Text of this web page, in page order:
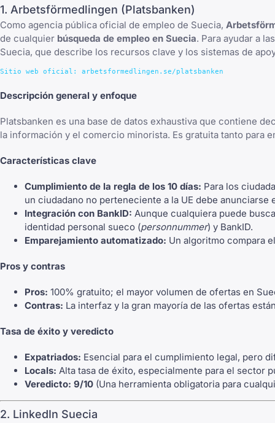
1. Arbetsförmedlingen (Platsbanken)
Como agencia pública oficial de empleo de Suecia,
de cualquier búsqueda de empleo en Suecia. Para ayudar a
Suecia, que describe los recursos clave y los sistemas de
Descripción general y enfoque
Platsbanken es una base de datos exhaustiva que contiene
la información y el comercio minorista. Es gratuita tanto para
Características clave
Cumplimiento de la regla de los 10 días: Para los
un ciudadano no perteneciente a la UE debe
Integración con BankID: Aunque cualquiera puede
identidad personal sueco (personnummer) y BankID.
Emparejamiento automatizado: Un algoritmo compara
Pros y contras
Pros: 100% gratuito; el mayor volumen de ofertas en
Contras: La interfaz y la gran mayoría de las ofertas
Tasa de éxito y veredicto
Expatriados: Esencial para el cumplimiento legal, pero
Locals: Alta tasa de éxito, especialmente para el sector
Veredicto: 9/10 (Una herramienta obligatoria para
2. LinkedIn Suecia